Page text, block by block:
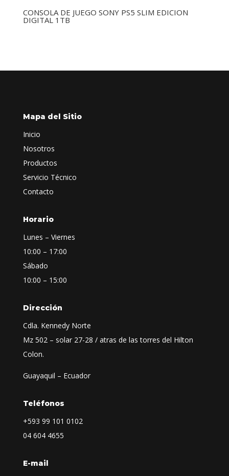
CONSOLA DE JUEGO SONY PS5 SLIM EDICION
DIGITAL 1TB
Mapa del Sitio
Inicio
Nosotros
Productos
Servicio Técnico
Contacto
Horario
Lunes – Viernes
10:00 – 17:00
Sábado
10:00 – 15:00
Dirección
Cdla. Kennedy Norte
Mz 502 – solar 27-28 / atras de las torres del Hilton
Colon.
Guayaquil – Ecuador
Teléfonos
+593 99 101 0102
04 604 4655
E-mail